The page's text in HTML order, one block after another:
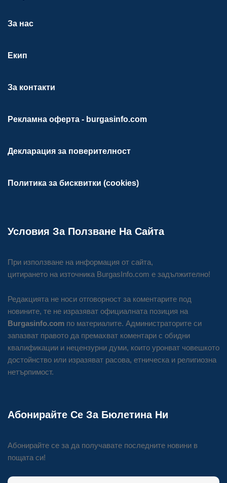
За нас
Екип
За контакти
Рекламна оферта - burgasinfo.com
Декларация за поверителност
Политика за бисквитки (cookies)
Условия За Ползване На Сайта
При използване на информация от сайта,
цитирането на източника BurgasInfo.com е задължително!
Редакцията не носи отговорност за коментарите под
новините, те не изразяват официалната позиция на
Burgasinfo.com по материалите. Администраторите си
запазват правото да премахват коментари с обидни
квалификации и нецензурни думи, които уронват човешкото
достойнство или изразяват расова, етническа и религиозна
нетърпимост.
Абонирайте Се За Бюлетина Ни
Абонирайте се за да получавате последните новини в
пощата си!